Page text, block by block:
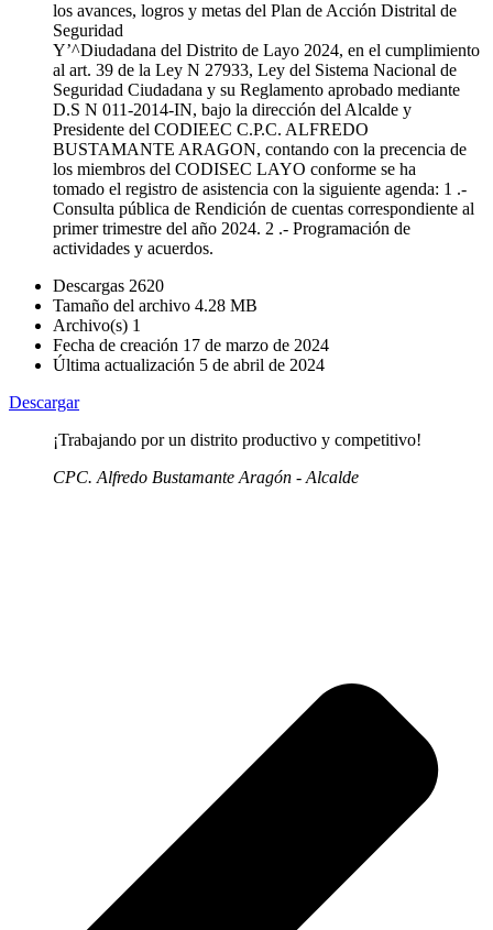
los avances, logros y metas del Plan de Acción Distrital de
Seguridad
Y’^Diudadana del Distrito de Layo 2024, en el cumplimiento
al art. 39 de la Ley N 27933, Ley del Sistema Nacional de
Seguridad Ciudadana y su Reglamento aprobado mediante
D.S N 011-2014-IN, bajo la dirección del Alcalde y
Presidente del CODIEEC C.P.C. ALFREDO
BUSTAMANTE ARAGON, contando con la precencia de
los miembros del CODISEC LAYO conforme se ha
tomado el registro de asistencia con la siguiente agenda: 1 .-
Consulta pública de Rendición de cuentas correspondiente al
primer trimestre del año 2024. 2 .- Programación de
actividades y acuerdos.
Descargas 2620
Tamaño del archivo 4.28 MB
Archivo(s) 1
Fecha de creación 17 de marzo de 2024
Última actualización 5 de abril de 2024
Descargar
¡Trabajando por un distrito productivo y competitivo!
CPC. Alfredo Bustamante Aragón - Alcalde